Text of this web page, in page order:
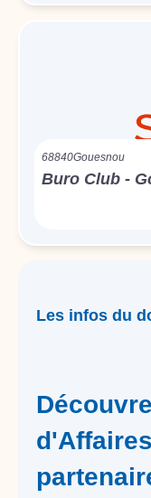
68840Gouesnou
Buro Club -
Les infos du